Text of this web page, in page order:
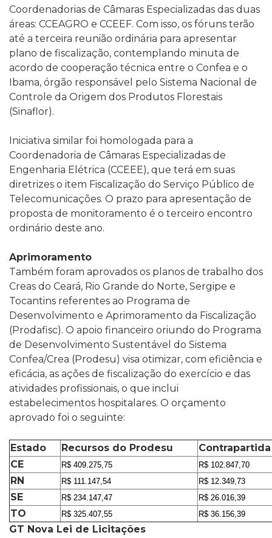
Coordenadorias de Câmaras Especializadas das duas
áreas: CCEAGRO e CCEEF. Com isso, os fóruns terão
até a terceira reunião ordinária para apresentar
plano de fiscalização, contemplando minuta de
acordo de cooperação técnica entre o Confea e o
Ibama, órgão responsável pelo Sistema Nacional de
Controle da Origem dos Produtos Florestais
(Sinaflor).
Iniciativa similar foi homologada para a
Coordenadoria de Câmaras Especializadas de
Engenharia Elétrica (CCEEE), que terá em suas
diretrizes o item Fiscalização do Serviço Público de
Telecomunicações. O prazo para apresentação de
proposta de monitoramento é o terceiro encontro
ordinário deste ano.
Aprimoramento
Também foram aprovados os planos de trabalho dos
Creas do Ceará, Rio Grande do Norte, Sergipe e
Tocantins referentes ao Programa de
Desenvolvimento e Aprimoramento da Fiscalização
(Prodafisc). O apoio financeiro oriundo do Programa
de Desenvolvimento Sustentável do Sistema
Confea/Crea (Prodesu) visa otimizar, com eficiência e
eficácia, as ações de fiscalização do exercício e das
atividades profissionais, o que inclui
estabelecimentos hospitalares. O orçamento
aprovado foi o seguinte:
Estado Recursos do Prodesu
CE
R$ 409.275,75 R$ 102.847,70
RN R$ 111.147,54 R$ 12.349,73
SE R$ 234.147,47 R$ 26.016,39
TO R$ 325.407,55 R$ 36.156,39
GT Nova Lei de Licitações